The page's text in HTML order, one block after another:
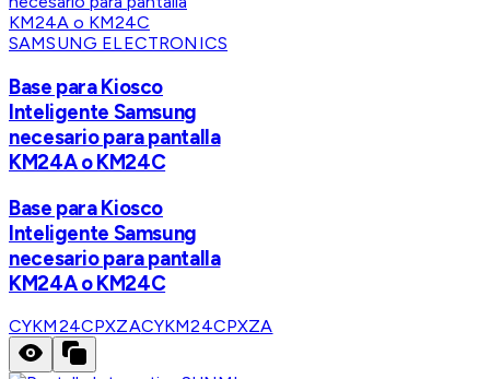
SAMSUNG ELECTRONICS
Base para Kiosco
Inteligente Samsung
necesario para pantalla
KM24A o KM24C
Base para Kiosco
Inteligente Samsung
necesario para pantalla
KM24A o KM24C
CYKM24CPXZACYKM24CPXZA